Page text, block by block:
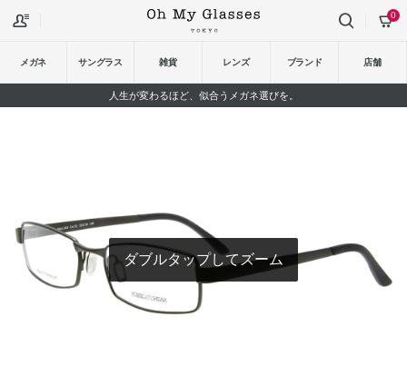
メガネ サングラス 雑貨 レンズ ブランド 店舗
0
人生が変わるほど、似合うメガネ選びを。
ダブルタップしてズーム